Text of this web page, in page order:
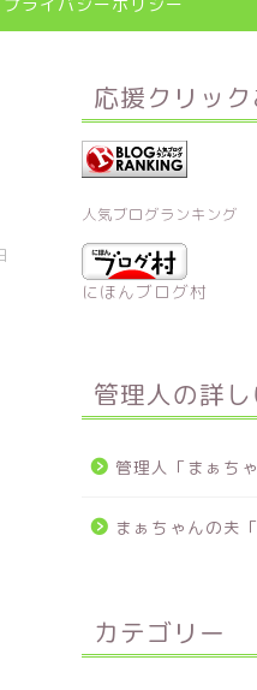
プライバシーポリシー
応援クリッ
人気ブログランキング
にほんブログ村
管理人の詳
管理人「まぁち
まぁちゃんの夫
カテゴリー